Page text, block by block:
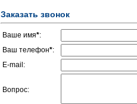
Заказать звонок
Ваше имя*:
Ваш телефон*:
E-mail:
Вопрос: